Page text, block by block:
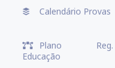
Calendário Provas
Plano Reg.
Educação